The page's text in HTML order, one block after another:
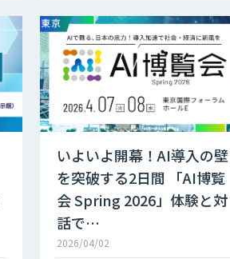
いよいよ開幕！AI導入の壁
を突破する2日間 「AI博覧
会 Spring 2026」体験と対
話で…
2026/04/02